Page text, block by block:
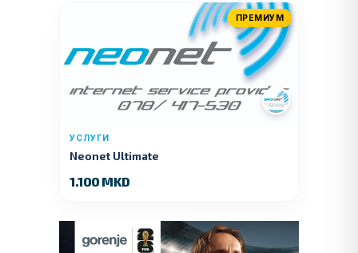
ПРЕМИУМ
УСЛУГИ
Neonet Ultimate
1.100 MKD